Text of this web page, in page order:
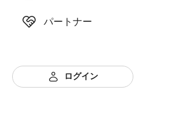
パートナー
ログイン